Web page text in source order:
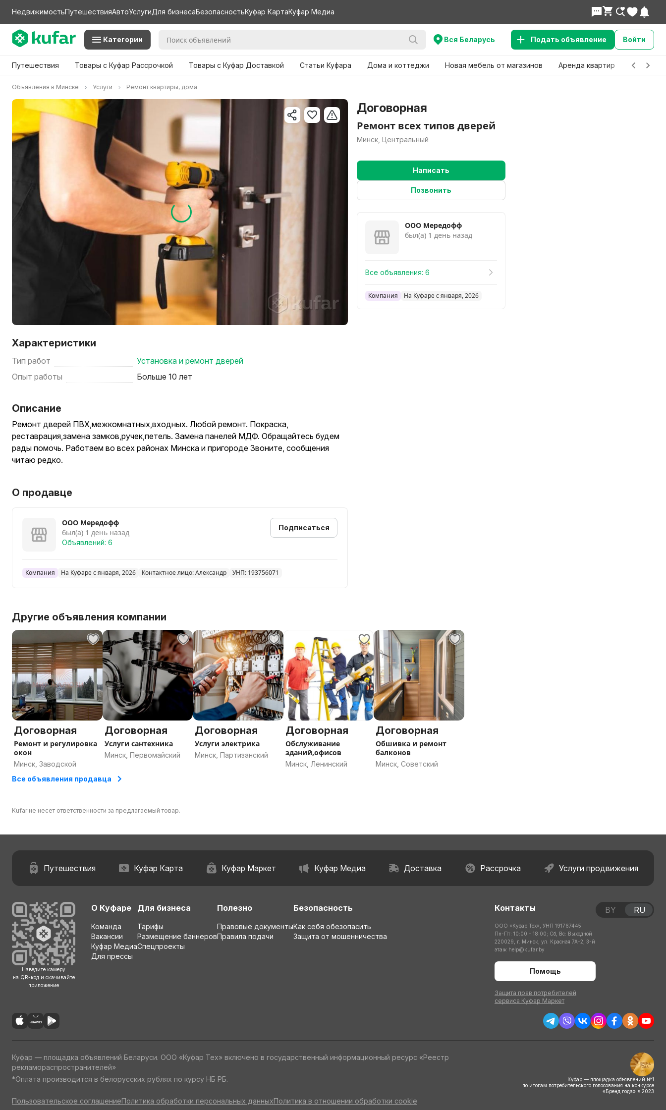
НедвижимостьПутешествияАвтоУслугиДля бизнесаБезопасностьКуфар КартаКуфар Медиа
Категории Вся Беларусь Подать объявление Войти
Путешествия Товары с Куфар Рассрочкой Товары с Куфар Доставкой Статьи Куфара Дома и коттеджи Новая мебель от магазинов Аренда квартир Детские
Объявления в Минске Услуги Ремонт квартиры, дома
Характеристики
Тип работ
Установка и ремонт дверей
Опыт работы
Больше 10 лет
Описание
Ремонт дверей ПВХ,межкомнатных,входных. Любой ремонт. Покраска,
реставрация,замена замков,ручек,петель. Замена панелей МДФ. Обращайтесь будем
рады помочь. Работаем во всех районах Минска и пригороде Звоните, сообщения
читаю редко.
О продавце
ООО Мередофф
был(а) 1 день назад
Объявлений: 6
Подписаться
Компания На Куфаре с января, 2026 Контактное лицо: Александр УНП: 193756071
Другие объявления компании
Договорная
Ремонт и регулировка
окон
Минск, Заводской
Договорная
Услуги сантехника
Минск, Первомайский
Договорная
Услуги электрика
Минск, Партизанский
Договорная
Обслуживание
зданий,офисов
Минск, Ленинский
Договорная
Обшивка и ремонт
балконов
Минск, Советский
Все объявления продавца
Kufar не несет ответственности за предлагаемый товар.
Договорная
Ремонт всех типов дверей
Минск, Центральный
Написать
Позвонить
ООО Мередофф
был(а) 1 день назад
Все объявления: 6
Компания На Куфаре с января, 2026
Путешествия Куфар Карта Куфар Маркет Куфар Медиа Доставка Рассрочка Услуги продвижения
Наведите камеру
на QR-код и скачивайте
приложение
О Куфаре
Команда
Вакансии
Куфар Медиа
Для прессы
Для бизнеса
Тарифы
Размещение баннеров
Спецпроекты
Полезно
Правовые документы
Правила подачи
Безопасность
Как себя обезопасить
Защита от мошенничества
Контакты
ООО «Куфар Тех», УНП 191767445
Пн-Пт: 10:00 – 18:00; Сб, Вс: Выходной
220029, г. Минск, ул. Красная 7А-2, 3-й
этаж help@kufar.by
Помощь
Защита прав потребителей
сервиса Куфар Маркет
BY RU
Куфар — площадка объявлений Беларуси. ООО «Куфар Тех» включено в государственный информационный ресурс «Реестр
рекламораспространителей»
*Оплата производится в белорусских рублях по курсу НБ РБ.
Пользовательское соглашениеПолитика обработки персональных данныхПолитика в отношении обработки cookie
Куфар — площадка объявлений №1
по итогам потребительского голосования на конкурсе
«Бренд года» в 2023